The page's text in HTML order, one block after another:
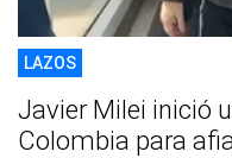
LAZOS
Javier Milei inició
Colombia para